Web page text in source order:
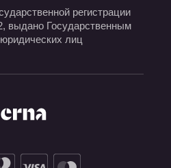
регистрации
выдано Государственным
лиц